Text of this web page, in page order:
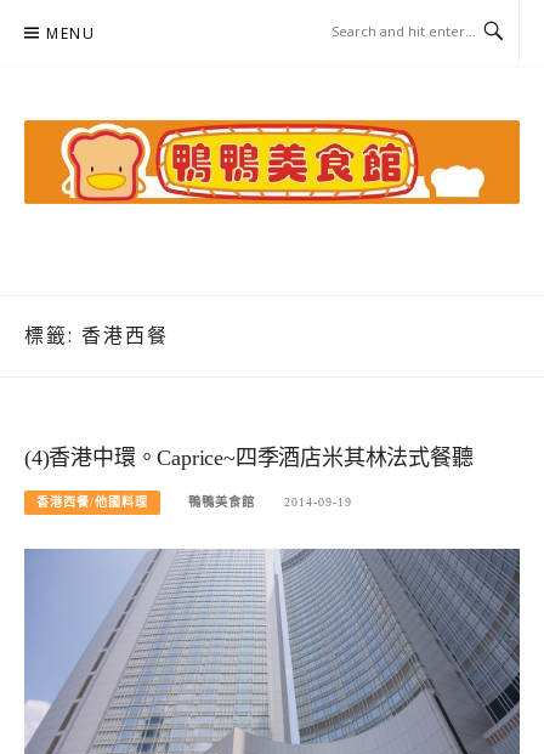
MENU
標籤: 香港西餐
(4)香港中環。Caprice~四季酒店米其林法式餐聽
香港西餐/他國料理 鴨鴨美食館 2014-09-19